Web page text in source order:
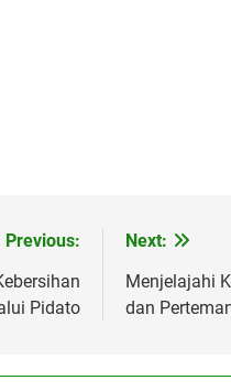
Previous:
Pidato
Next:
Menjelajahi
dan